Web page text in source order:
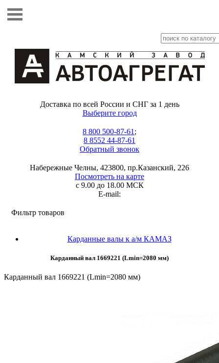
Доставка по всей России и СНГ за 1 день
Выберите город
8 800 500-87-61 ;
8 8552 44-87-61
Обратный звонок
Набережные Челны, 423800, пр.Казанский, 226
Посмотреть на карте
с 9.00 до 18.00 МСК
E-mail:
Фильтр товаров
Карданные валы к а/м КАМАЗ
Карданный вал 1669221 (Lmin=2080 мм)
Карданный вал 1669221 (Lmin=2080 мм)